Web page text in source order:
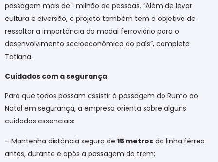
passagem mais de 1 milhão de pessoas. “Além de levar
cultura e diversão, o projeto também tem o objetivo de
ressaltar a importância do modal ferroviário para o
desenvolvimento socioeconômico do país”, completa
Tatiana.
Cuidados com a segurança
Para que todos possam assistir à passagem do Rumo ao
Natal em segurança, a empresa orienta sobre alguns
cuidados essenciais:
– Mantenha distância segura de 15 metros da linha férrea
antes, durante e após a passagem do trem;